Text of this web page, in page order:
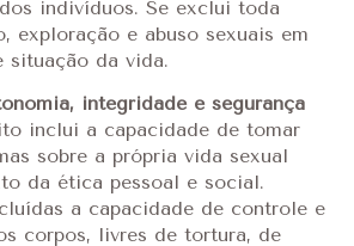
indivíduos. Se exclui toda
exploração e abuso sexuais em
situação da vida.
integridade e segurança
inclui a capacidade de tomar
sobre a própria vida sexual
da ética pessoal e social.
a capacidade de controle e
corpos, livres de tortura, de